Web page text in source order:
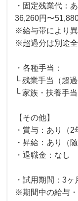
・固定残業代：
36,260円〜
※給与帯により
※超過分は別途
・各種手当：
└ 残業手当（超過
└ 家族・扶養手当
【その他】
・賞与：あり（2
・昇給：あり（随
・退職金：なし
・試用期間：3ヶ
※期間中の給与